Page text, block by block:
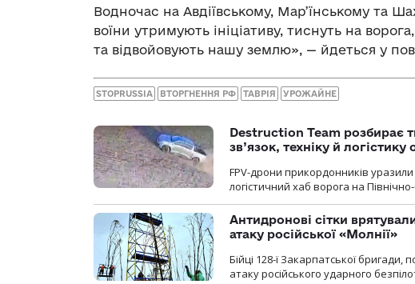
Водночас на Авдіївському, Мар’їнському та
воїни утримують ініціативу, тиснуть на
та відвойовують нашу землю», — йдеться у
STOPRUSSIA ВТОРГНЕННЯ РФ ТАВРІЯ УРОЖАЙНЕ
Destruction Team розбирає
зв’язок, техніку й логістику
FPV-дрони прикордонників уразили
логістичний хаб ворога на
Антидронові сітки
атаку російської «Молнії»
Бійці 128-ї Закарпатської
атаку російського ударного